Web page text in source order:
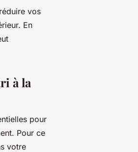
vos
En
à la
pour
Pour ce
votre